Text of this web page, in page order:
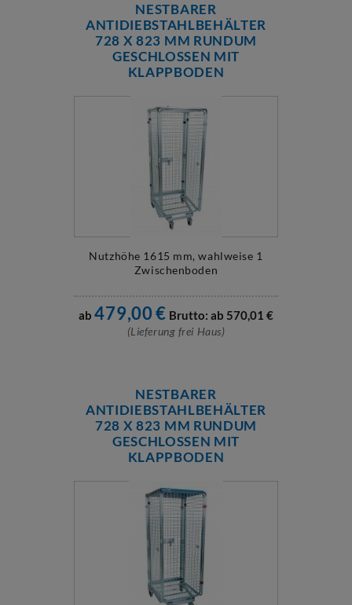
NESTBARER
ANTIDIEBSTAHLBEHÄLTER
728 X 823 MM RUNDUM
GESCHLOSSEN MIT
KLAPPBODEN
Nutzhöhe 1615 mm, wahlweise 1
Zwischenboden
ab 479,00€ Brutto: ab 570,01 €
(Lieferung frei Haus)
NESTBARER
ANTIDIEBSTAHLBEHÄLTER
728 X 823 MM RUNDUM
GESCHLOSSEN MIT
KLAPPBODEN